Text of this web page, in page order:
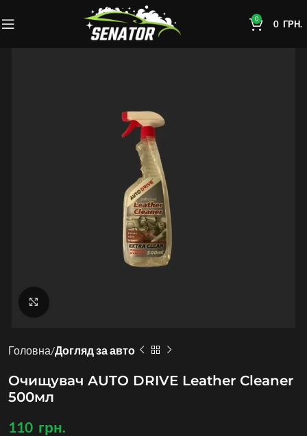
0 0 ГРН.
Головна Догляд за авто
Очищувач AUTO DRIVE Leather Cleaner
500мл
110 грн.